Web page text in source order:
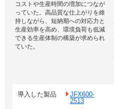
コストや生産時間の増加につなが
っていた。高品質な仕上がりを維
持しながら、短納期への対応力と
生産効率を高め、環境負荷も低減
できる生産体制の構築が求められ
ていた。
導入した製品
JFX600-
2513